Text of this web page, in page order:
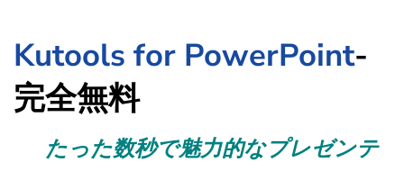
Kutools for PowerPoint-
完全無料
たった数秒で魅力的なプレゼンテ